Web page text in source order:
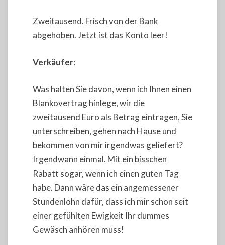
Zweitausend. Frisch von der Bank
abgehoben. Jetzt ist das Konto leer!
Verkäufer:
Was halten Sie davon, wenn ich Ihnen einen
Blankovertrag hinlege, wir die
zweitausend Euro als Betrag eintragen, Sie
unterschreiben, gehen nach Hause und
bekommen von mir irgendwas geliefert?
Irgendwann einmal. Mit ein bisschen
Rabatt sogar, wenn ich einen guten Tag
habe. Dann wäre das ein angemessener
Stundenlohn dafür, dass ich mir schon seit
einer gefühlten Ewigkeit Ihr dummes
Gewäsch anhören muss!